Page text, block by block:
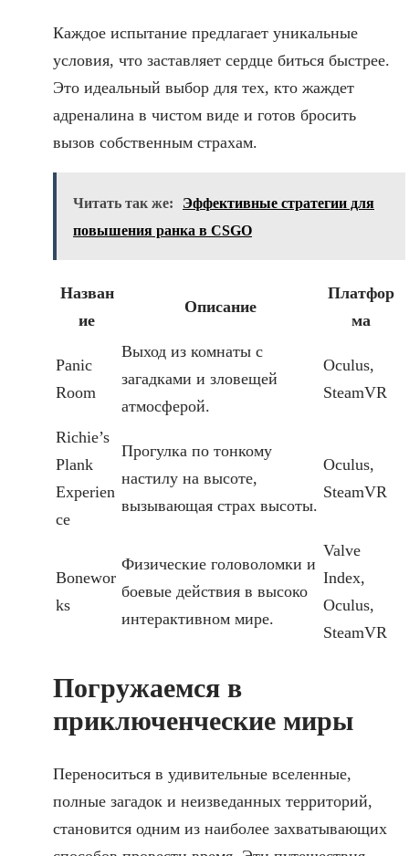
Каждое испытание предлагает уникальные
условия, что заставляет сердце биться быстрее.
Это идеальный выбор для тех, кто жаждет
адреналина в чистом виде и готов бросить
вызов собственным страхам.
Читать так же:
Эффективные стратегии для
повышения ранка в CSGO
Назван
ие
Описание
Платфор
ма
Panic
Room
Выход из комнаты с
загадками и зловещей
атмосферой.
Oculus,
SteamVR
Richie’s
Plank
Experien
ce
Прогулка по тонкому
настилу на высоте,
вызывающая страх высоты.
Oculus,
SteamVR
Bonewor
ks
Физические головоломки и
боевые действия в высоко
интерактивном мире.
Valve
Index,
Oculus,
SteamVR
Погружаемся в
приключенческие миры
Переноситься в удивительные вселенные,
полные загадок и неизведанных территорий,
становится одним из наиболее захватывающих